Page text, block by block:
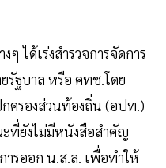
ได้เร่งสำรวจการจัดการ
ฐบาล หรือ คทช.โดย
ครองส่วนท้องถิ่น (อปท.)
ะที่ยังไม่มีหนังสือสำคัญ
รออก น.ส.ล. เพื่อทำให้